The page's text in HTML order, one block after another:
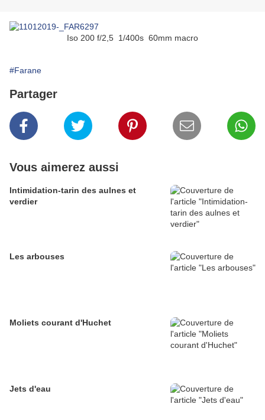
Iso 200 f/2,5 1/400s 60mm macro
#Farane
Partager
Vous aimerez aussi
Intimidation-tarin des aulnes et
verdier
Les arbouses
Moliets courant d'Huchet
Jets d'eau